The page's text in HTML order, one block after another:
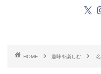
HOME 趣味を楽しむ